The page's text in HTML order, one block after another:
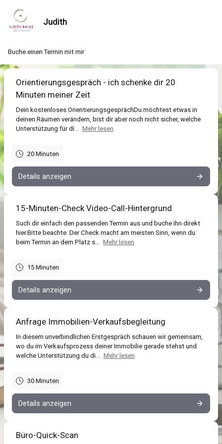
Judith
Buche einen Termin mit mir
Orientierungsgespräch - ich schenke dir 20
Minuten meiner Zeit
Dein kostenloses OrientierungsgesprächDu möchtest etwas in
deinen Räumen verändern, bist dir aber noch nicht sicher, welche
Unterstützung für di... Mehr lesen
20 Minuten
Details anzeigen
15-Minuten-Check Video-Call-Hintergrund
Such dir einfach den passenden Termin aus und buche ihn direkt
hier.Bitte beachte: Der Check macht am meisten Sinn, wenn du
beim Termin an dem Platz s... Mehr lesen
15 Minuten
Details anzeigen
Anfrage Immobilien-Verkaufsbegleitung
In diesem unverbindlichen Erstgespräch schauen wir gemeinsam,
wo du im Verkaufsprozess deiner Immobilie gerade stehst und
welche Unterstützung du di... Mehr lesen
30 Minuten
Details anzeigen
Büro-Quick-Scan